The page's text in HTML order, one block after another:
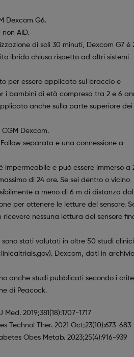
Dexcom G6.
AID.
di soli 30 minuti, Dexcom G7 è
ibrido chiuso rispetto ad altri sistemi
per essere applicato sul braccio e
i bambini di età compresa tra 2 e 6
anche sulla parte superiore dei
CGM Dexcom.
separata e una connessione a
impermeabile e può essere immerso a
di 24 ore. Se sei dentro o vicino
a meno di 6 m di distanza dal
per ottenere le letture del sensore.
nessuna lettura del sensore
sono stati valutati in oltre 50 studi clinici
Dexcom, dati in
anche studi pubblicati secondo i
di Peacock.
2019;381(18):1707-1717
Technol Ther. 2021 Oct;23(10):673-683
Obes Metab. 2023;25(4):916-939